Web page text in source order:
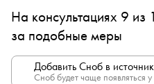
На консультациях 9 из
за подобные меры
Добавить Сноб в
Сноб будет чаще появляться